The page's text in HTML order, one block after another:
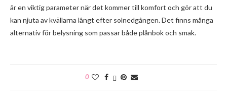
är en viktig parameter när det kommer till komfort och gör att du
kan njuta av kvällarna långt efter solnedgången. Det finns många
alternativ för belysning som passar både plånbok och smak.
0